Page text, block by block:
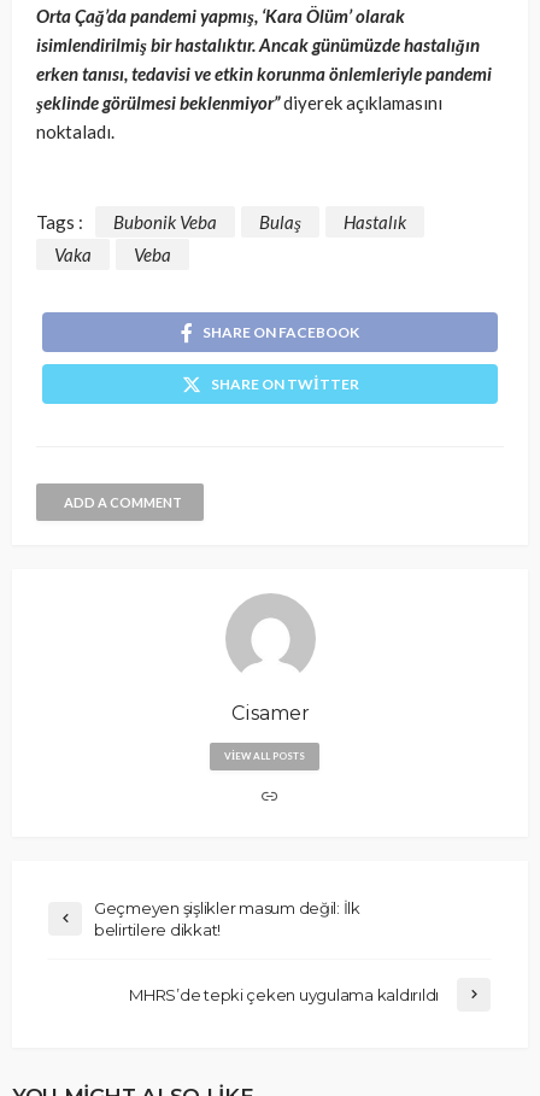
Orta Çağ’da pandemi yapmış, ‘Kara Ölüm’ olarak
isimlendirilmiş bir hastalıktır. Ancak günümüzde hastalığın
erken tanısı, tedavisi ve etkin korunma önlemleriyle pandemi
şeklinde görülmesi beklenmiyor”diyerek açıklamasını
noktaladı.
Tags : Bubonik Veba Bulaş
Hastalık
Vaka
Veba
SHARE ON FACEBOOK
SHARE ON TWITTER
ADD A COMMENT
Cisamer
VIEW ALL POSTS
Geçmeyen şişlikler masum değil: İlk
belirtilere dikkat!
MHRS’de tepki çeken uygulama kaldırıldı